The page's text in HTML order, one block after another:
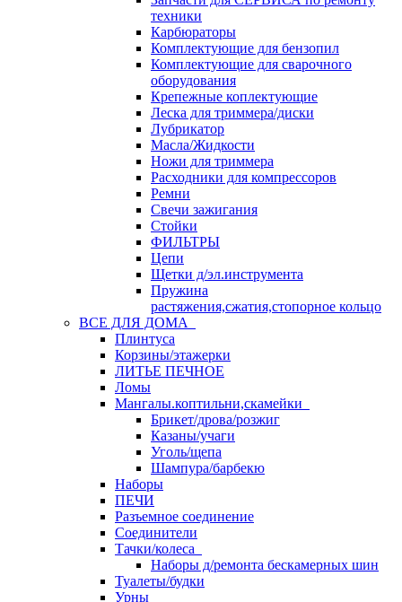
техники
Карбюраторы
Комплектующие для бензопил
Комплектующие для сварочного
оборудования
Крепежные коплектующие
Леска для триммера/диски
Лубрикатор
Масла/Жидкости
Ножи для триммера
Расходники для компрессоров
Ремни
Свечи зажигания
Стойки
ФИЛЬТРЫ
Цепи
Щетки д/эл.инструмента
Пружина
растяжения,сжатия,стопорное кольцо
ВСЕ ДЛЯ ДОМА
Плинтуса
Корзины/этажерки
ЛИТЬЕ ПЕЧНОЕ
Ломы
Мангалы.коптильни,скамейки
Брикет/дрова/розжиг
Казаны/учаги
Уголь/щепа
Шампура/барбекю
Наборы
ПЕЧИ
Разъемное соединение
Соединители
Тачки/колеса
Наборы д/ремонта бескамерных шин
Туалеты/будки
Урны